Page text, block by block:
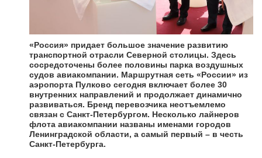
«Россия» придает большое значение развитию
транспортной отрасли Северной столицы. Здесь
сосредоточены более половины парка воздушных
судов авиакомпании. Маршрутная сеть «России» из
аэропорта Пулково сегодня включает более 30
внутренних направлений и продолжает динамично
развиваться. Бренд перевозчика неотъемлемо
связан с Санкт-Петербургом. Несколько лайнеров
флота авиакомпании названы именами городов
Ленинградской области, а самый первый – в честь
Санкт-Петербурга.